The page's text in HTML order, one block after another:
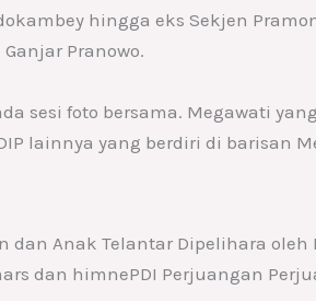
hingga eks Sekjen
Pranowo.
sesi foto bersama. Megawati
lainnya yang berdiri di barisan
Anak Telantar Dipelihara oleh
dan himnePDI Perjuangan